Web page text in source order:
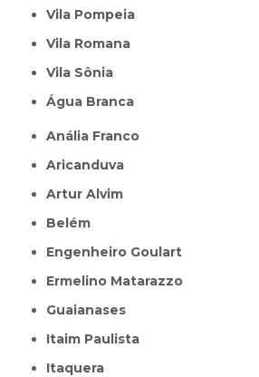
Vila Pompeia
Vila Romana
Vila Sônia
Água Branca
Anália Franco
Aricanduva
Artur Alvim
Belém
Engenheiro Goulart
Ermelino Matarazzo
Guaianases
Itaim Paulista
Itaquera